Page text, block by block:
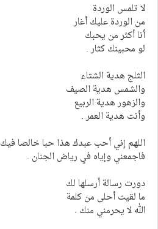
لا تلمس الوردة
من الوردة عليك أغار
أنا أكثر من يحبك
لو محبينك كثار .
الثلج هدية الشتاء
والشمس هدية الصيف
والزهور هدية الربيع
وأنت هدية العمر .
اللهم إني أحب عبدك هذا حبا خالصا فيك
فاجمعني وإياه في رياض الجنان .
دورت رسالة أرسلها لك
ما لقيت أحلى من كلمة
الله لا يحرمني منك .